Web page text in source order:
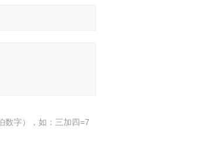
数字），如：三加四=7